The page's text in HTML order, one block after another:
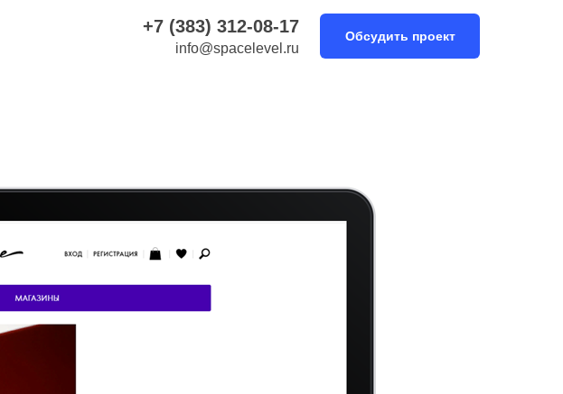
Обсудить проект
+7 (383) 312-08-17
info@spacelevel.ru